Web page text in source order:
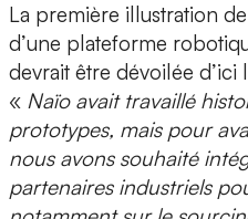
La première illustration
d’une plateforme
devrait être dévoilée d’ici
« Naïo avait travaillé
prototypes, mais pour
nous avons souhaité
partenaires industriels